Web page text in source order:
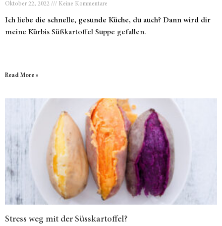
Oktober 22, 2022 Keine Kommentare
Ich liebe die schnelle, gesunde Küche, du auch? Dann wird dir
meine Kürbis Süßkartoffel Suppe gefallen.
Read More »
Stress weg mit der Süsskartoffel?